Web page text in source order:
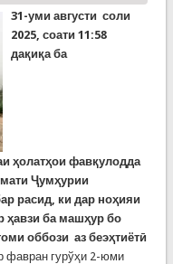
31 -уми августи соли
2025, соати 11:58
дақиқа ба
ҳолатҳои фавқулодда
Ҷумҳурии
расид, ки дарноҳияи
ҳавзи ба машҳур бо
оббози аз беэҳтиётӣ
фавран гурўҳи 2-юми